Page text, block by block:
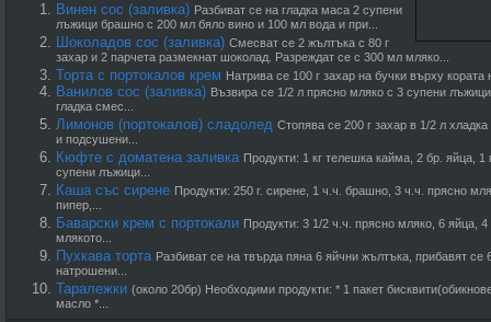
Винен сос (заливка) Разбиват се на гладка маса 2 супени
лъжици брашно с 200 мл бяло вино и 100 мл вода и при...
Шоколадов сос (заливка) Смесват се 2 жълтъка с 80 г
захар и 2 парчета размекнат шоколад. Разреждат се с 300 мл мляко...
Торта с портокалов крем Натрива се 100 г захар на бучки върху
Ванилов сос (заливка) Възвира се 1/2 л прясно мляко с 3 супени
гладка смес...
Лимонов (портокалов) сладолед Стопява се 200 г захар в 1/2 л
и подсушени...
Кюфте с доматена заливка Продукти: 1 кг телешка кайма, 2 бр. яйца,
супени лъжици...
Каша със сирене Продукти: 250 г. сирене, 1 ч.ч. брашно, 3 ч.ч. прясно
пипер,...
Баварски крем с портокали Продукти: 3 1/2 ч.ч. прясно мляко, 6 яйца,
млякото...
Пухкава торта Разбиват се на твърда пяна 6 яйчни жълтъка, прибавят се
натрошени...
Таралежки (около 20бр) Необходими продукти: * 1 пакет
масло *...